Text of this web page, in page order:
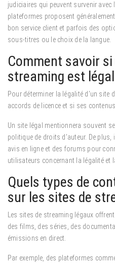
judiciaires qui peuvent survenir avec
plateformes proposent
bon service client et parfois des
sous-titres ou le choix de la langue.
Comment savoir
streaming est
Pour déterminer la légalité d’un site
accords de licence et si ses
Un site légal mentionnera souvent
politique de droits d’auteur. De
avis en ligne et des forums pour
utilisateurs concernant la légalité et
Quels types de
sur les sites de
Les sites de streaming légaux
des films, des séries, des
émissions en direct.
Par exemple, des plateformes